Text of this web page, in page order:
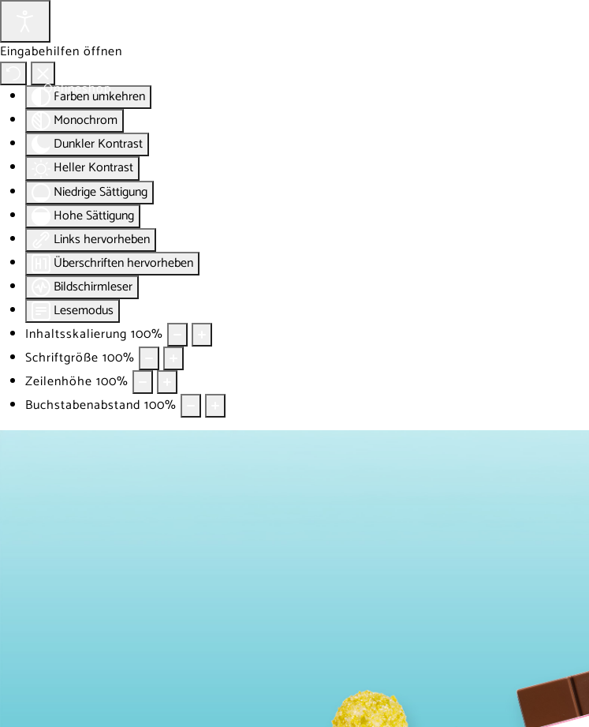
Eingabehilfen öffnen
Farben umkehren
Monochrom
Dunkler Kontrast
Heller Kontrast
Niedrige Sättigung
Hohe Sättigung
Links hervorheben
Überschriften hervorheben
Bildschirmleser
Lesemodus
Inhaltsskalierung 100%
Schriftgröße 100%
Zeilenhöhe 100%
Buchstabenabstand 100%
Onlineshop